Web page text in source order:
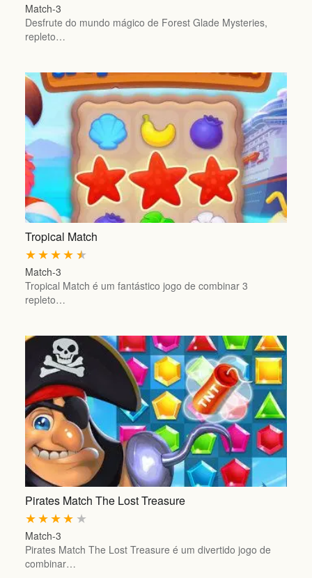
Match-3
Desfrute do mundo mágico de Forest Glade Mysteries,
repleto…
Tropical Match
★
★
★
★
★
Match-3
Tropical Match é um fantástico jogo de combinar 3
repleto…
Pirates Match The Lost Treasure
★
★
★
★
★
Match-3
Pirates Match The Lost Treasure é um divertido jogo de
combinar…